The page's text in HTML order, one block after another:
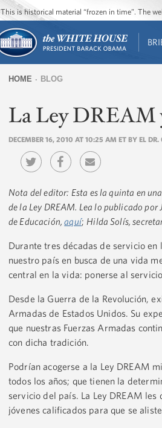
This is historical material “frozen in time”. The
are
HOME BLOG
La Ley DREAM
DECEMBER 16, 2010 AT 10:25 AM ET BY EL DR.
Nota del editor: Esta es la quinta en
de la Ley DREAM. Lea lo publicado
de Educación,aquí; Hilda Solís,
Durante tres décadas de servicio
nuestro país en busca de una vida
central en la vida: ponerse al
Desde la Guerra de la Revolución,
Armadas de Estados Unidos. Su
que nuestras Fuerzas Armadas
con dicha tradición.
Podrían acogerse a la Ley DREAM
todos los años; que tienen la
servicio del país. La Ley DREAM
jóvenes calificados para que se